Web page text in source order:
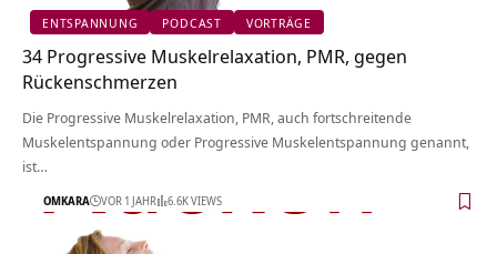
ENTSPANNUNG PODCAST VORTRÄGE
34 Progressive Muskelrelaxation, PMR, gegen
Rückenschmerzen
Die Progressive Muskelrelaxation, PMR, auch fortschreitende
Muskelentspannung oder Progressive Muskelentspannung genannt,
ist…
OMKARA VOR 1 JAHR 6.6K VIEWS